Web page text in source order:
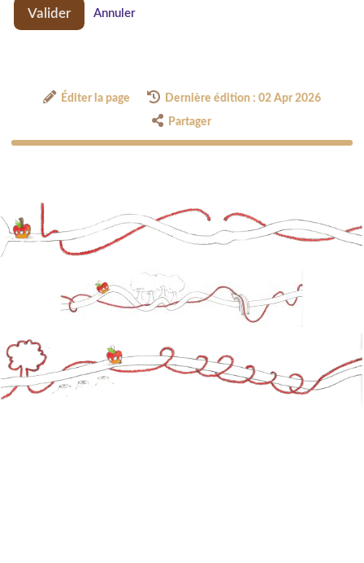
Valider Annuler
Éditer la page Dernière édition : 02 Apr 2026
Partager